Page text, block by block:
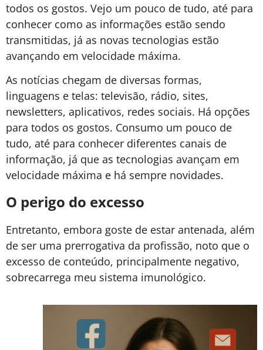
todos os gostos. Vejo um pouco de tudo, até para
conhecer como as informações estão sendo
transmitidas, já as novas tecnologias estão
avançando em velocidade máxima.
As notícias chegam de diversas formas,
linguagens e telas: televisão, rádio, sites,
newsletters, aplicativos, redes sociais. Há opções
para todos os gostos. Consumo um pouco de
tudo, até para conhecer diferentes canais de
informação, já que as tecnologias avançam em
velocidade máxima e há sempre novidades.
O perigo do excesso
Entretanto, embora goste de estar antenada, além
de ser uma prerrogativa da profissão, noto que o
excesso de conteúdo, principalmente negativo,
sobrecarrega meu sistema imunológico.